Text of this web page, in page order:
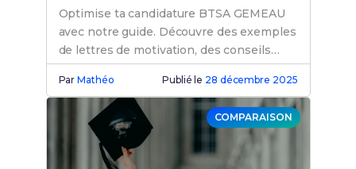
Optimise ta candidature BTSA GEMEAU
avec notre guide. Découvre des exemples
de lettres de motivation, des conseils
pratiques et des astuces pour réussir ton
admission sur Parcoursup.
ParMathéo Publié le 28 décembre 2025
COMPARAISON